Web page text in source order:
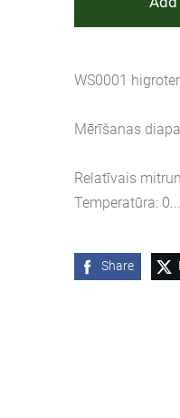
WS0001
Mērīšanas
Relatīvais
Temperatūra:
Share